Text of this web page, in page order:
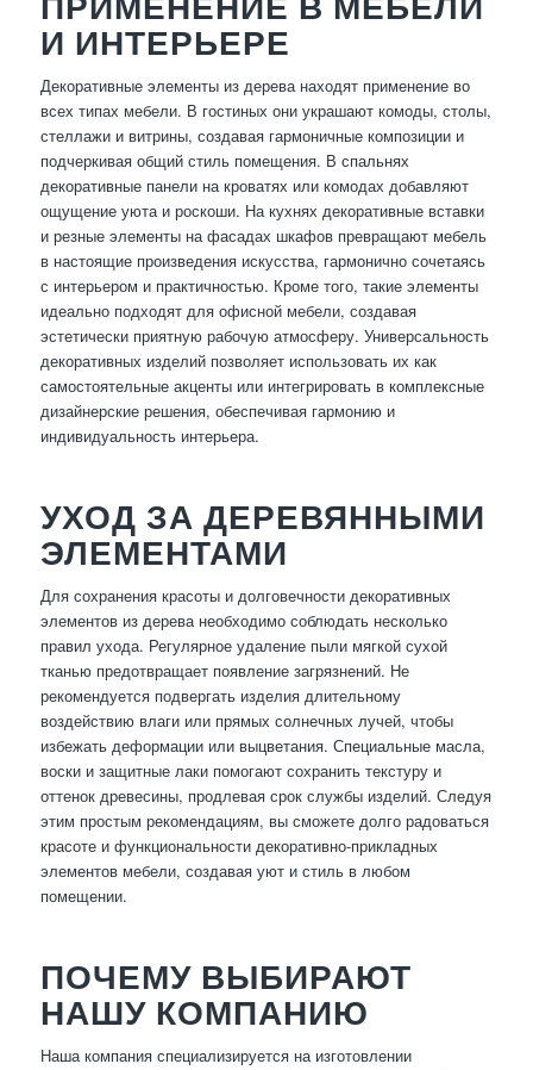
И ИНТЕРЬЕРЕ
Декоративные элементы из дерева находят применение во
всех типах мебели. В гостиных они украшают комоды, столы,
стеллажи и витрины, создавая гармоничные композиции и
подчеркивая общий стиль помещения. В спальнях
декоративные панели на кроватях или комодах добавляют
ощущение уюта и роскоши. На кухнях декоративные вставки
и резные элементы на фасадах шкафов превращают мебель
в настоящие произведения искусства, гармонично сочетаясь
с интерьером и практичностью. Кроме того, такие элементы
идеально подходят для офисной мебели, создавая
эстетически приятную рабочую атмосферу. Универсальность
декоративных изделий позволяет использовать их как
самостоятельные акценты или интегрировать в комплексные
дизайнерские решения, обеспечивая гармонию и
индивидуальность интерьера.
УХОД ЗА ДЕРЕВЯННЫМИ
ЭЛЕМЕНТАМИ
Для сохранения красоты и долговечности декоративных
элементов из дерева необходимо соблюдать несколько
правил ухода. Регулярное удаление пыли мягкой сухой
тканью предотвращает появление загрязнений. Не
рекомендуется подвергать изделия длительному
воздействию влаги или прямых солнечных лучей, чтобы
избежать деформации или выцветания. Специальные масла,
воски и защитные лаки помогают сохранить текстуру и
оттенок древесины, продлевая срок службы изделий. Следуя
этим простым рекомендациям, вы сможете долго радоваться
красоте и функциональности декоративно-прикладных
элементов мебели, создавая уют и стиль в любом
помещении.
ПОЧЕМУ ВЫБИРАЮТ
НАШУ КОМПАНИЮ
Наша компания специализируется на изготовлении